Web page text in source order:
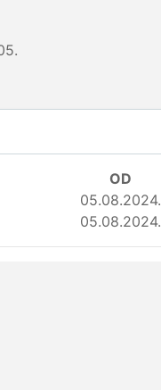
OD
05.08.2024.
05.08.2024.